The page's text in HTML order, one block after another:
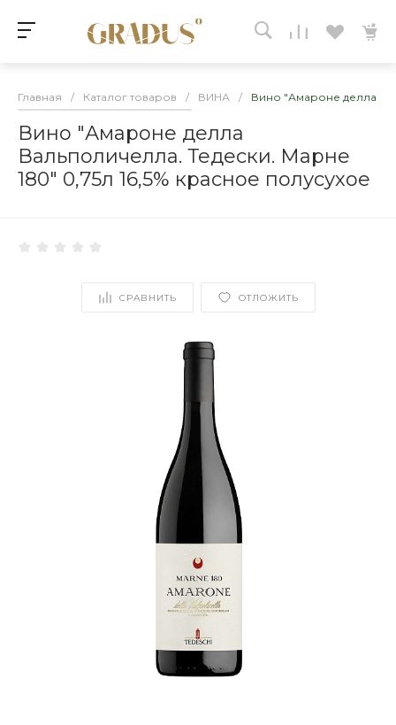
Главная / Каталог товаров / ВИНА / Вино "Амароне делла
Вино "Амароне делла
Вальполичелла. Тедески. Марне
180" 0,75л 16,5% красное полусухое
СРАВНИТЬ ОТЛОЖИТЬ